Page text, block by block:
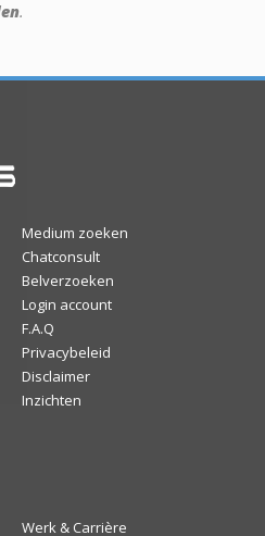
.
Medium zoeken
Chatconsult
Belverzoeken
Login account
F.A.Q
Privacybeleid
Disclaimer
Inzichten
Werk & Carrière